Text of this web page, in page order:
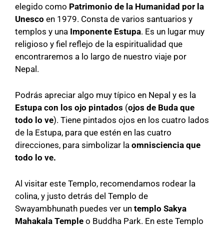
elegido como Patrimonio de la Humanidad por la
Unesco en 1979. Consta de varios santuarios y
templos y una Imponente Estupa. Es un lugar muy
religioso y fiel reflejo de la espiritualidad que
encontraremos a lo largo de nuestro viaje por
Nepal.
Podrás apreciar algo muy típico en Nepal y es la
Estupa con los ojo pintados (ojos de Buda que
todo lo ve). Tiene pintados ojos en los cuatro lados
de la Estupa, para que estén en las cuatro
direcciones, para simbolizar la omnisciencia que
todo lo ve.
Al visitar este Templo, recomendamos rodear la
colina, y justo detrás del Templo de
Swayambhunath puedes ver un templo Sakya
Mahakala Temple o Buddha Park. En este Templo